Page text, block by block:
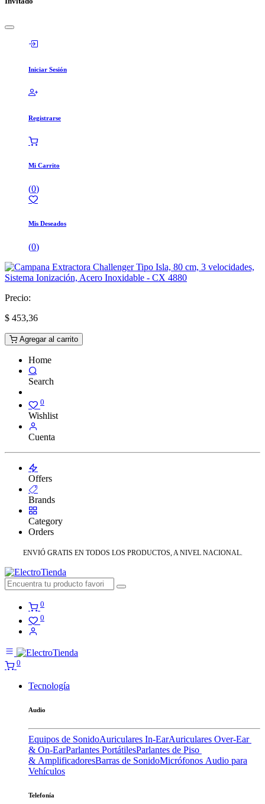
Iniciar Sesión
Registrarse
Mi Carrito
(0)
Mis Deseados
(0)
Precio:
$ 453,36
Agregar al carrito
Home
Search
0
Wishlist
Cuenta
Offers
Brands
Category
Orders
ENVIÓ GRATIS EN TODOS LOS PRODUCTOS, A NIVEL NACIONAL.
0
0
0
Tecnología
Audio
Equipos de SonidoAuriculares In-EarAuriculares Over-Ear
& On-EarParlantes PortátilesParlantes de Piso
& AmplificadoresBarras de SonidoMicrófonos Audio para
Vehículos
Telefonía